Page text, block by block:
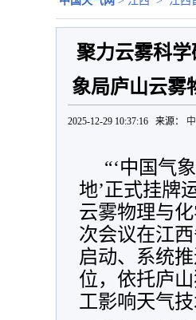
聚力云雾科
象局庐山云雾
2025-12-29 10:37:16 来源：
“‘中国气
地’正式挂牌
云雾物理与
次会议在江
启动、系统
位，依托庐
工影响天气